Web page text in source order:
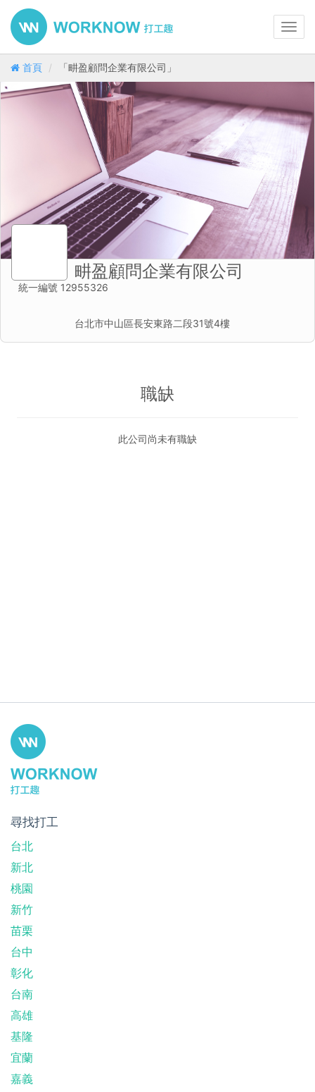
首頁 「畊盈顧問企業有限公司」
畊盈顧問企業有限公司
統一編號 12955326
台北市中山區長安東路二段31號4樓
職缺
此公司尚未有職缺
尋找打工
台北
新北
桃園
新竹
苗栗
台中
彰化
台南
高雄
基隆
宜蘭
嘉義